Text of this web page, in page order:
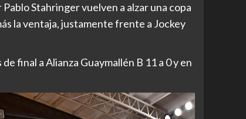
Stahringer vuelven a alzar una copa
la ventaja, justamente frente a Jockey
final a Alianza Guaymallén B 11 a 0 y en